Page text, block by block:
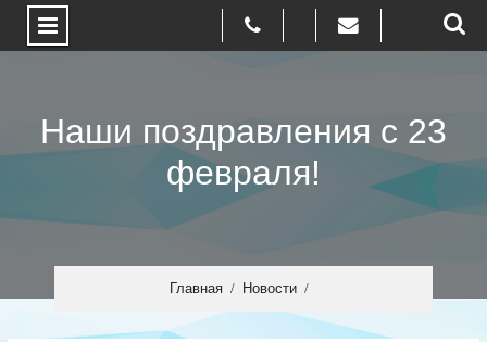
текстаНаши поздравления с 23
февраля!
Главная Новости